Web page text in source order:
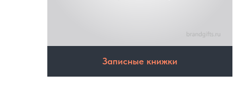
Записные книжки